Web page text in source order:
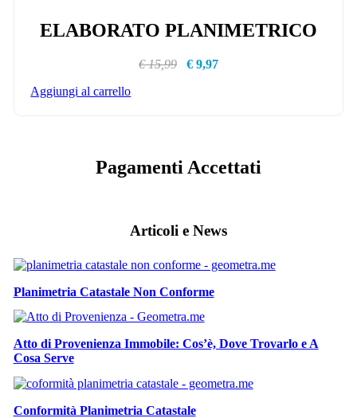
ELABORATO PLANIMETRICO
€ 15,99
€ 9,97
Aggiungi al carrello
Pagamenti Accettati
Articoli e News
Planimetria Catastale Non Conforme
Atto di Provenienza Immobile: Cos’è, Dove Trovarlo e A
Cosa Serve
Conformità Planimetria Catastale